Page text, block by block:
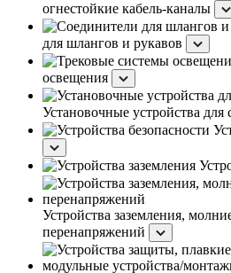
огнестойкие кабель-каналы
для шлангов и рукавов
освещения
Установочные устройства
Устройства заземления,
перенапряжений